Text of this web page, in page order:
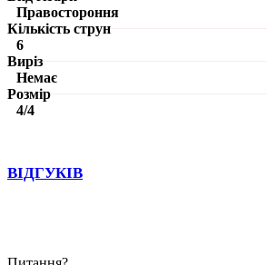
Правостороння
Кількість струн
6
Виріз
Немає
Розмір
4/4
ВІДГУКІВ